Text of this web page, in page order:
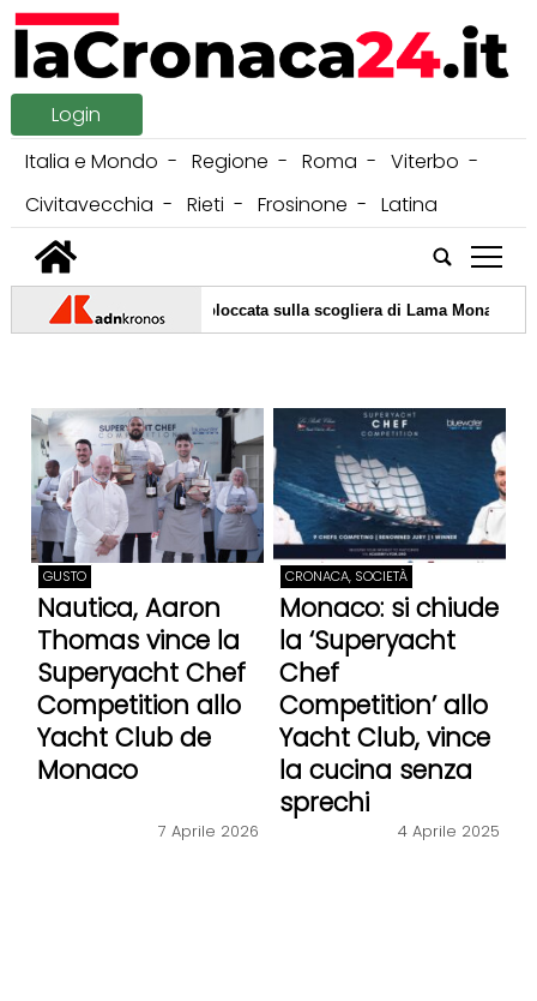
Login
Italia e Mondo
Regione Roma
Viterbo
Civitavecchia
Rieti Frosinone
Latina
tap
a Mare, turista resta bloccata sulla scogliera di Lama Monachile:
GUSTO
Nautica, Aaron
Thomas vince la
Superyacht Chef
Competition allo
Yacht Club de
Monaco
7 Aprile 2026
CRONACA, SOCIETÀ
Monaco: si chiude
la ‘Superyacht
Chef
Competition’ allo
Yacht Club, vince
la cucina senza
sprechi
4 Aprile 2025